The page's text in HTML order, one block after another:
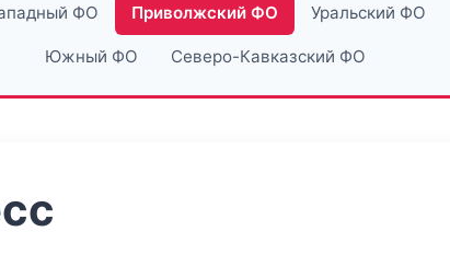
ФО Приволжский ФО Уральский ФО
Южный ФО Северо-Кавказский ФО